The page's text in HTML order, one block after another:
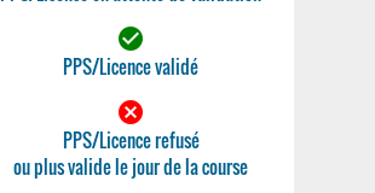
check_circle
PPS/Licence validé
cancel
PPS/Licence refusé
ou plus valide le jour de la course